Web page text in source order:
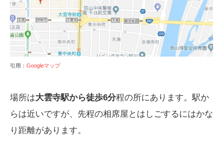
引用： Googleマップ
場所は大雲寺駅から徒歩6分程の所にあります。駅か
らは近いですが、先程の相席屋とはしごするにはかな
り距離があります。